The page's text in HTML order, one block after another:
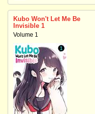
Kubo Won't Let Me Be
Invisible 1
Volume 1